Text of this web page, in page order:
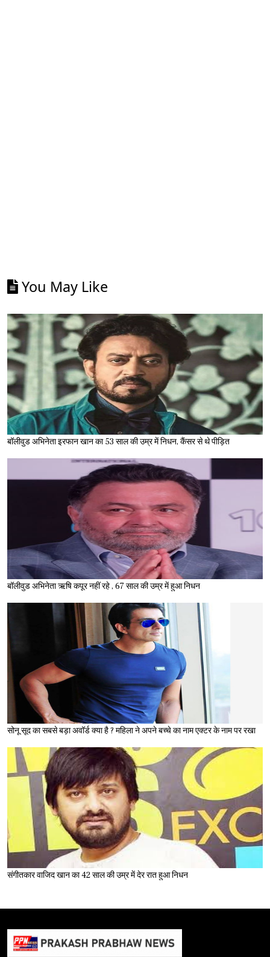
You May Like
बॉलीवुड अभिनेता इरफान खान का 53 साल की उम्र में निधन, कैंसर से थे पीड़ित
बॉलीवुड अभिनेता ऋषि कपूर नहीं रहे , 67 साल की उम्र में हुआ निधन
सोनू सूद का सबसे बड़ा अवॉर्ड क्या है ? महिला ने अपने बच्चे का नाम एक्टर के नाम पर रखा
संगीतकार वाजिद खान का 42 साल की उम्र में देर रात हुआ निधन